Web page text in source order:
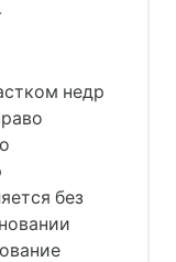
недр
без